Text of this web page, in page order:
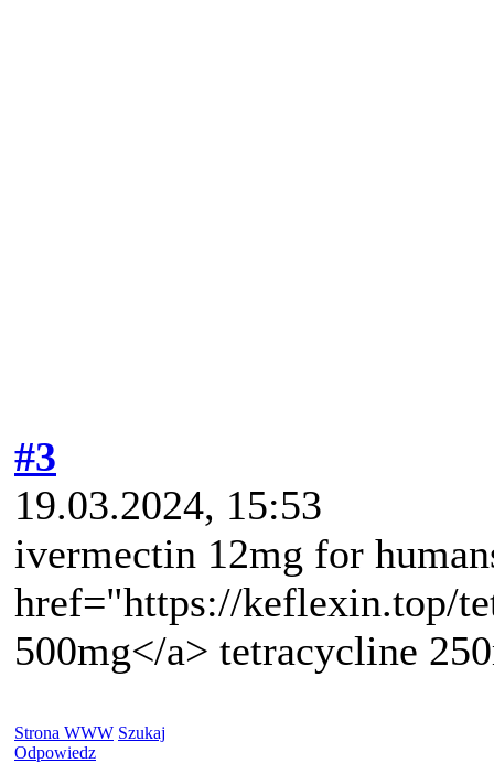
#3
19.03.2024, 15:53
ivermectin 12mg for
href="https://keflexin.top/
500mg</a> tetracycline
Strona WWW Szukaj
Odpowiedz